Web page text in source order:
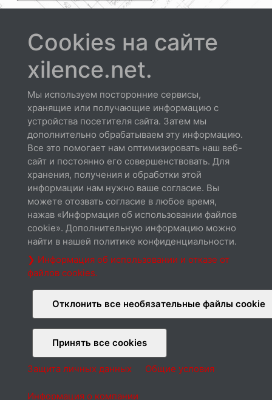
Скачать
Спецификации
Скачать
Cable connection
О нас Контакты
Продление гарантии
Cookies на сайте
xilence.net.
Мы используем посторонние сервисы,
хранящие или получающие информацию с
устройства посетителя сайта. Затем мы
дополнительно обрабатываем эту информацию.
Все это помогает нам оптимизировать наш веб-
сайт и постоянно его совершенствовать. Для
хранения, получения и обработки этой
информации нам нужно ваше согласие. Вы
можете отозвать согласие в любое время,
нажав «Информация об использовании файлов
cookie». Дополнительную информацию можно
найти в нашей политике конфиденциальности.
❯ Информация об использовании и отказе от
файлов cookies.
Отклонить все необязательные файлы cookie
Принять все cookies
Защита личных данных Общие условия
Информация о компании